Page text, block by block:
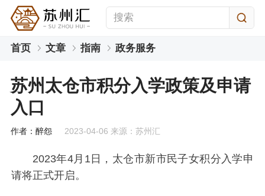
首页 文章 指南 政务服务
苏州太仓市积分入学政策及申请
入口
作者：醉怨 2023-04-06 来源：苏州汇
2023年4月1日，太仓市新市民子女积分入学申
请将正式开启。